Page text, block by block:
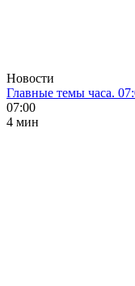
Новости
Главные темы часа.
07:00
4 мин